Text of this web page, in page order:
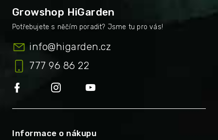
Growshop HiGarden
info@higarden.cz
777 96 86 22
Informace o nákupu